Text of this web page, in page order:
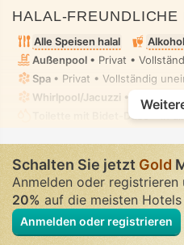
HALAL-FREUNDLICHE
Alle Speisen halal
Außenpool • Privat •
Spa • Privat • Vollständig
Whirlpool/Jacuzzi • Privat •
Toilette mit Bidet-Düse
Schalten Sie jetztGold
Anmelden oder registrieren
20%auf die meisten
Anmelden oder registrieren